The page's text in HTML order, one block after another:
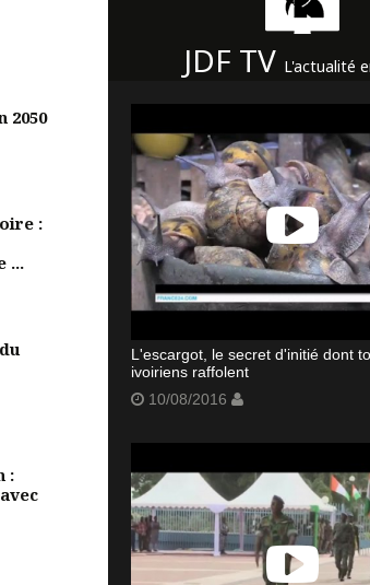
2050
:
...
:
JDF TV L'actualité
L'escargot, le secret d'initié dont
ivoiriens raffolent
10/08/2016